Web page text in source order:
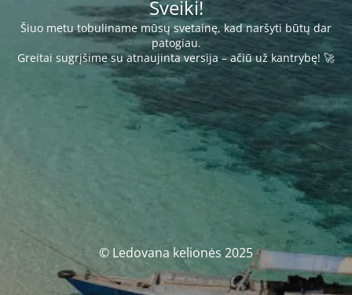
Sveiki!
Šiuo metu tobuliname mūsų svetainę, kad naršyti būtų dar
patogiau.
Greitai sugrįšime su atnaujinta versija – ačiū už kantrybę! 🚀
© Ledovana kelionės 2025